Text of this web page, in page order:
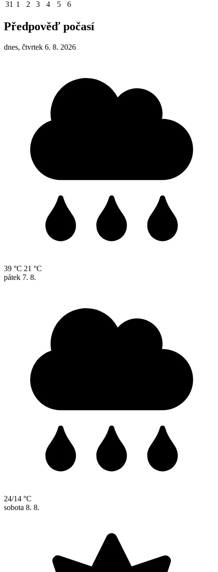
31 1 2 3 4 5 6
Předpověď počasí
dnes, čtvrtek 6. 8. 2026
39 °C 21 °C
pátek 7. 8.
24/14 °C
sobota 8. 8.